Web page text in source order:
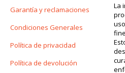
Garantía y reclamaciones
Condiciones Generales
Política de privacidad
Política de devolución
La